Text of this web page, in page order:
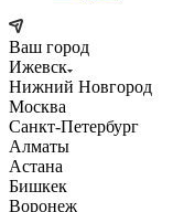
Ваш город
Ижевск
Нижний Новгород
Москва
Санкт-Петербург
Алматы
Астана
Бишкек
Воронеж